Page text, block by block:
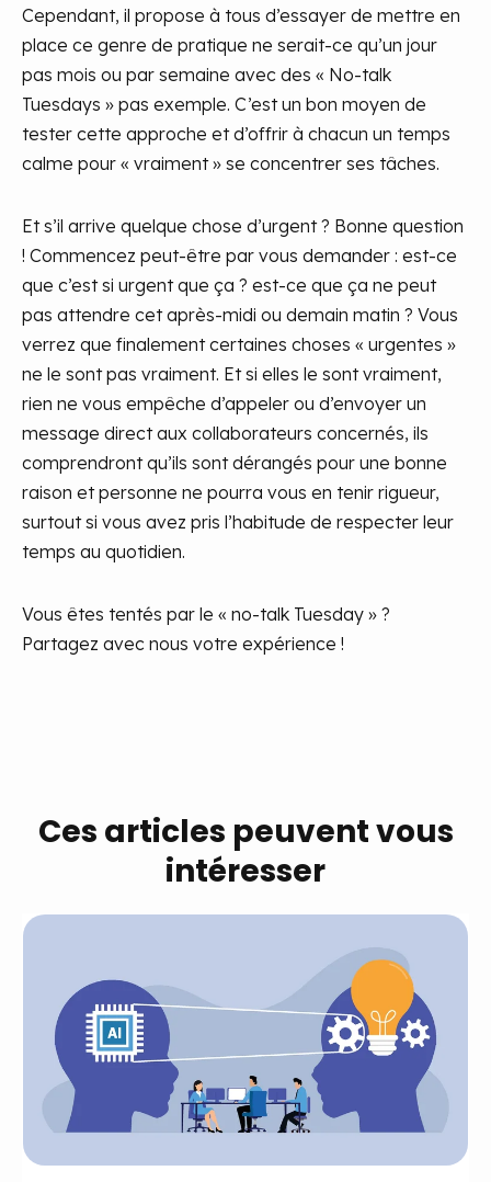
Cependant, il propose à tous d’essayer de mettre en
place ce genre de pratique ne serait-ce qu’un jour
pas mois ou par semaine avec des « No-talk
Tuesdays » pas exemple. C’est un bon moyen de
tester cette approche et d’offrir à chacun un temps
calme pour « vraiment » se concentrer ses tâches.
Et s’il arrive quelque chose d’urgent ? Bonne question
! Commencez peut-être par vous demander : est-ce
que c’est si urgent que ça ? est-ce que ça ne peut
pas attendre cet après-midi ou demain matin ? Vous
verrez que finalement certaines choses « urgentes »
ne le sont pas vraiment. Et si elles le sont vraiment,
rien ne vous empêche d’appeler ou d’envoyer un
message direct aux collaborateurs concernés, ils
comprendront qu’ils sont dérangés pour une bonne
raison et personne ne pourra vous en tenir rigueur,
surtout si vous avez pris l’habitude de respecter leur
temps au quotidien.
Vous êtes tentés par le « no-talk Tuesday » ?
Partagez avec nous votre expérience !
Ces articles peuvent vous
intéresser